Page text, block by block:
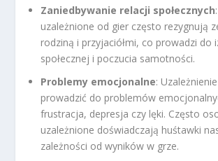
Zaniedbywanie relacji społecznych
uzależnione od gier często rezygnują
rodziną i przyjaciółmi, co prowadzi do
społecznej i poczucia samotności.
Problemy emocjonalne:
prowadzić do problemów
frustracja, depresja czy lęki. Często
uzależnione doświadczają huśtawki
zależności od wyników w grze.